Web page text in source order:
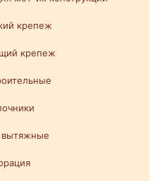
крепеж
крепеж
вытяжные